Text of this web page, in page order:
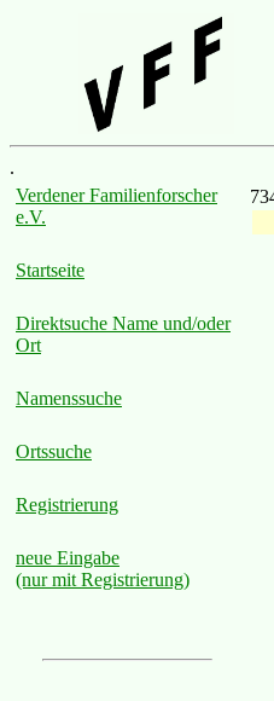
.
Verdener Familienforscher
e.V.
Startseite
Direktsuche Name und/oder
Ort
Namenssuche
Ortssuche
Registrierung
neue Eingabe
(nur mit Registrierung)